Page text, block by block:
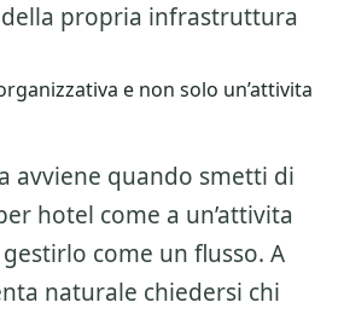
propria infrastruttura
e non solo un’attivita
avviene quando smetti di
hotel come a un’attivita
come un flusso. A
naturale chiedersi chi